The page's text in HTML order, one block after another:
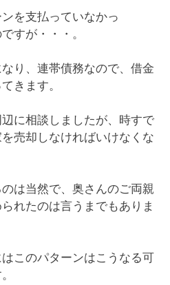
を支払っていなかっ
すが・・・。
り、連帯債務なので、借金
きます。
に相談しましたが、時すで
売却しなければいけなくな
は当然で、奥さんのご両親
れたのは言うまでもありま
このパターンはこうなる可